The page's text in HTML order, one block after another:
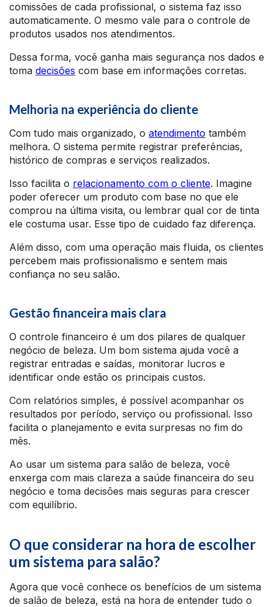
comissões de cada profissional, o sistema faz isso
automaticamente. O mesmo vale para o controle de
produtos usados nos atendimentos.
Dessa forma, você ganha mais segurança nos dados e
toma decisões com base em informações corretas.
Melhoria na experiência do cliente
Com tudo mais organizado, o atendimento também
melhora. O sistema permite registrar preferências,
histórico de compras e serviços realizados.
Isso facilita o relacionamento com o cliente. Imagine
poder oferecer um produto com base no que ele
comprou na última visita, ou lembrar qual cor de tinta
ele costuma usar. Esse tipo de cuidado faz diferença.
Além disso, com uma operação mais fluida, os clientes
percebem mais profissionalismo e sentem mais
confiança no seu salão.
Gestão financeira mais clara
O controle financeiro é um dos pilares de qualquer
negócio de beleza. Um bom sistema ajuda você a
registrar entradas e saídas, monitorar lucros e
identificar onde estão os principais custos.
Com relatórios simples, é possível acompanhar os
resultados por período, serviço ou profissional. Isso
facilita o planejamento e evita surpresas no fim do
mês.
Ao usar um sistema para salão de beleza, você
enxerga com mais clareza a saúde financeira do seu
negócio e toma decisões mais seguras para crescer
com equilíbrio.
O que considerar na hora de escolher
um sistema para salão?
Agora que você conhece os benefícios de um sistema
de salão de beleza, está na hora de entender tudo o